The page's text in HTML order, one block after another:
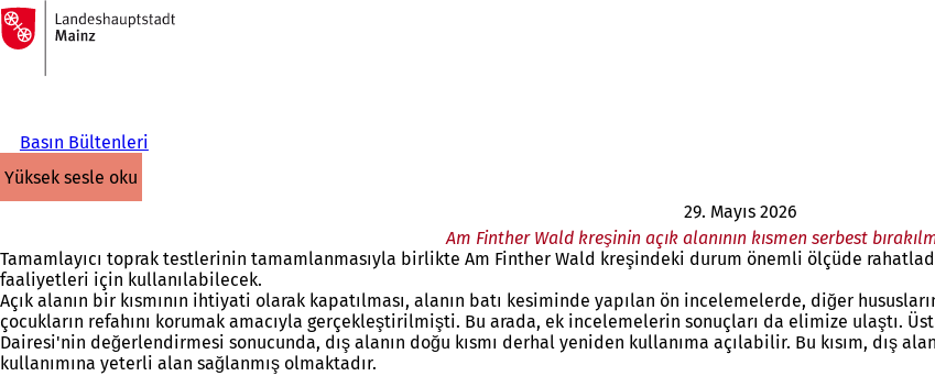
İçeriğe atla
Ana
sayfaya
Basın Bültenleri
yüksek sesle oku
29. Mayıs 2026
Am Finther Wald kreşinin açık alanının kısmen serbest
Tamamlayıcı toprak testlerinin tamamlanmasıyla birlikte Am Finther Wald kreşindeki durum önemli ölçüde
faaliyetleri için kullanılabilecek.
Açık alanın bir kısmının ihtiyati olarak kapatılması, alanın batı kesiminde yapılan ön incelemelerde, diğer
çocukların refahını korumak amacıyla gerçekleştirilmişti. Bu arada, ek incelemelerin sonuçları da elimize ulaştı.
Dairesi'nin değerlendirmesi sonucunda, dış alanın doğu kısmı derhal yeniden kullanıma açılabilir. Bu kısım, dış
kullanımına yeterli alan sağlanmış olmaktadır.